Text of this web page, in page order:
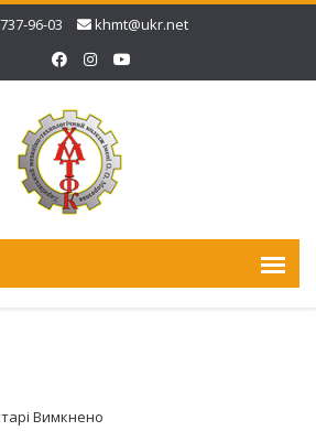
96-03 khmt@ukr.net
Вимкнено